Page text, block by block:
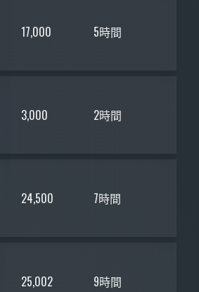
17,000 5時間
3,000 2時間
24,500 7時間
25,002 9時間